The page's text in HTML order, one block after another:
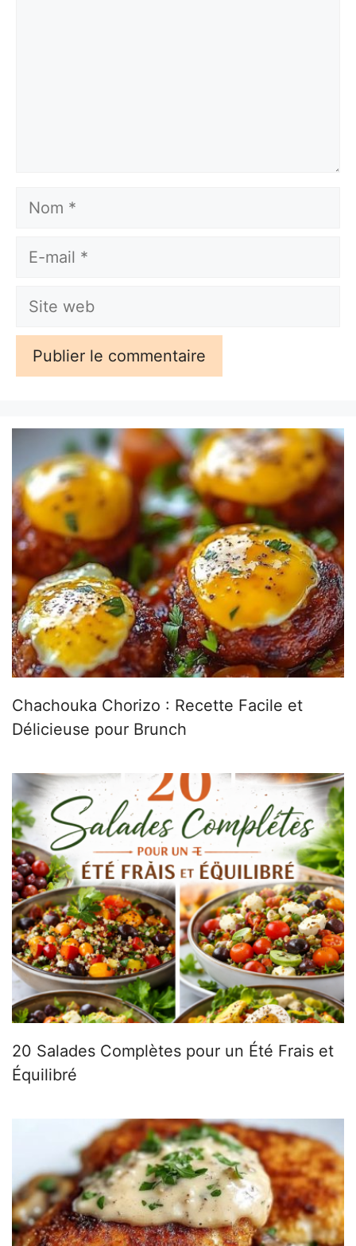
Nom
E-
Site
Chachouka Chorizo : Recette Facile et
Délicieuse pour Brunch
20 Salades Complètes pour un Été Frais et
Équilibré